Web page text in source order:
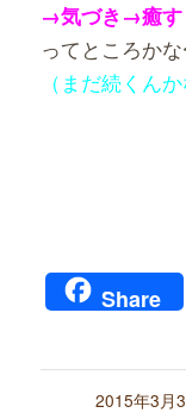
→気づき→癒す
ってところかな
（まだ続くん
Share
2015年3月
/